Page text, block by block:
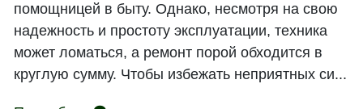
помощницей в быту. Однако, несмотря на свою
надежность и простоту эксплуатации, техника
может ломаться, а ремонт порой обходится в
круглую сумму. Чтобы избежать неприятных си...